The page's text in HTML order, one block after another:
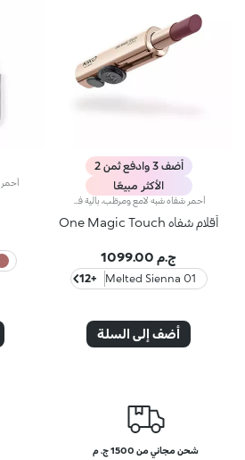
أضف 3 وادفع ثمن 2
الأكثر مبيعًا
أقلام شفاه One Magic Touch
ج.م 1099.00
01 Melted Sienna
+12
أضف إلى السلة
شحن مجاني من 1500 ج. م